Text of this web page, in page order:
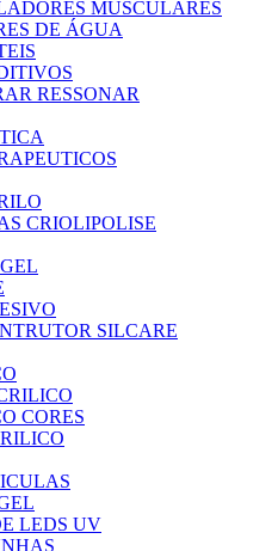
MUSCULARES
DE ÁGUA
RESSONAR
CRIOLIPOLISE
SILCARE
CORES
LEDS UV